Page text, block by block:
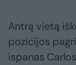
Antrą vietą
pozicijos
ispanas